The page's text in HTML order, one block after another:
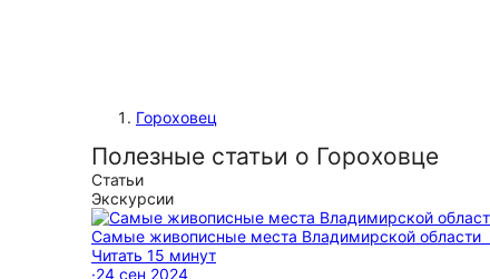
Гороховец
Полезные статьи о Гороховце
Статьи
Экскурсии
Самые живописные места Владимирской области
Читать 15 минут
·24 сен 2024